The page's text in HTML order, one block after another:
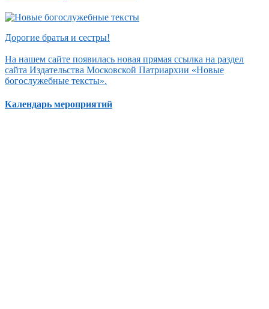
Дорогие братья и сестры!
На нашем сайте появилась новая прямая ссылка на раздел
сайта Издательства Московской Патриархии «Новые
богослужебные тексты».
Календарь мероприятий